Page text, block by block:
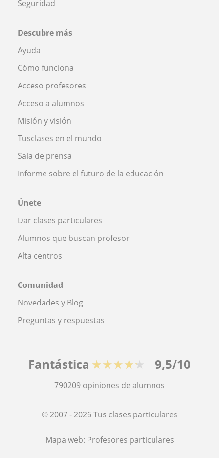
Seguridad
Descubre más
Ayuda
Cómo funciona
Acceso profesores
Acceso a alumnos
Misión y visión
Tusclases en el mundo
Sala de prensa
Informe sobre el futuro de la educación
Únete
Dar clases particulares
Alumnos que buscan profesor
Alta centros
Comunidad
Novedades y Blog
Preguntas y respuestas
Fantástica ★★★★★ 9,5/10
790209 opiniones de alumnos
© 2007 - 2026 Tus clases particulares
Mapa web: Profesores particulares